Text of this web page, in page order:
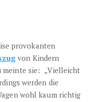
provokanten
von Kindern
meinte sie: „Vielleicht
werden die
wohl kaum richtig